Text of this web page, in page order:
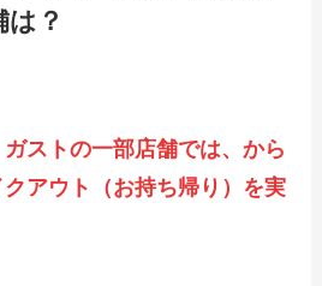
最新】宮本むなしで人気のテイ
最新】パンチョのテイクアウト
ー！お持ち帰りの予約・注文方
ポン情報も解説
？
ガストの一部店舗では、から
アウト（お持ち帰り）を実